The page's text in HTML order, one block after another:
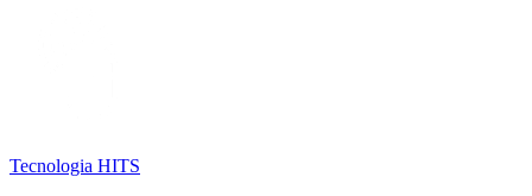
Tecnologia HITS